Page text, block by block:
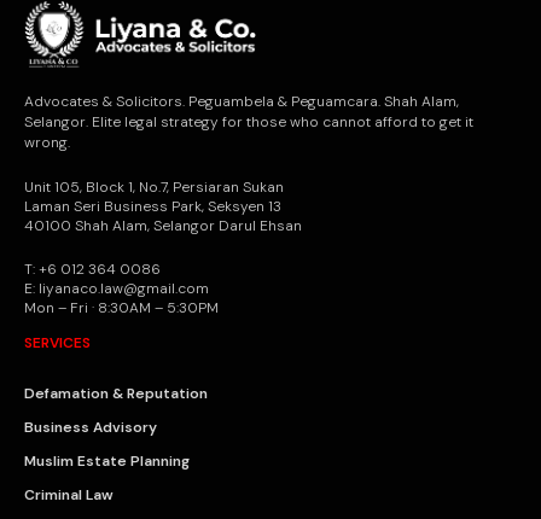
Advocates & Solicitors. Peguambela & Peguamcara. Shah Alam,
Selangor. Elite legal strategy for those who cannot afford to get it
wrong.
Unit 105, Block 1, No.7, Persiaran Sukan
Laman Seri Business Park, Seksyen 13
40100 Shah Alam, Selangor Darul Ehsan
T: +6 012 364 0086
E: liyanaco.law@gmail.com
Mon – Fri · 8:30AM – 5:30PM
SERVICES
Defamation & Reputation
Business Advisory
Muslim Estate Planning
Criminal Law